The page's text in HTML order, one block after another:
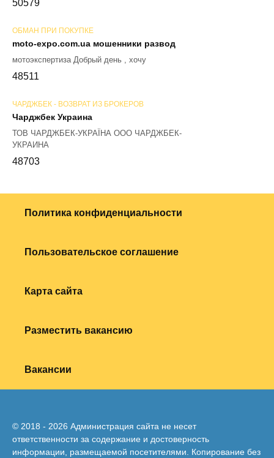
50579
ОБМАН ПРИ ПОКУПКЕ
moto-expo.com.ua мошенники развод
мотоэкспертиза Добрый день , хочу
48511
ЧАРДЖБЕК - ВОЗВРАТ ИЗ БРОКЕРОВ
Чарджбек Украина
ТОВ ЧАРДЖБЕК-УКРАЇНА ООО ЧАРДЖБЕК-
УКРАИНА
48703
Политика конфиденциальности
Пользовательское соглашение
Карта сайта
Разместить вакансию
Вакансии
© 2018 - 2026 Администрация сайта не несет
ответственности за содержание и достоверность
информации, размещаемой посетителями. Копирование без